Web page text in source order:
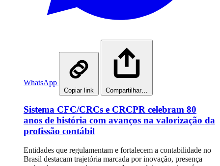
WhatsApp
Copiar link Compartilhar…
Sistema CFC/CRCs e CRCPR celebram 80
anos de história com avanços na valorização da
profissão contábil
Entidades que regulamentam e fortalecem a contabilidade no
Brasil destacam trajetória marcada por inovação, presença